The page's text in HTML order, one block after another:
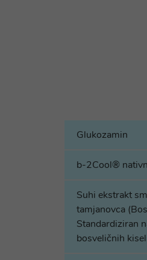
Glukozamin
b-2Cool®
Suhi ekstrakt
tamjanovca
Standardiziran
bosveličnih